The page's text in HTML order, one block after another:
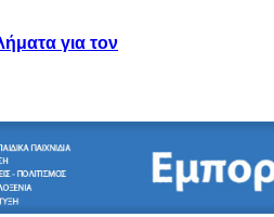
για τον